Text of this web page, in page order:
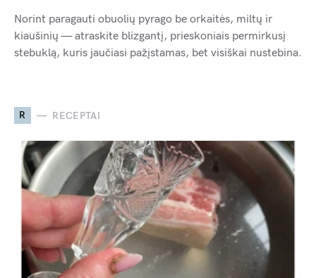
Norint paragauti obuolių pyrago be orkaitės, miltų ir
kiaušinių — atraskite blizgantį, prieskoniais permirkusį
stebuklą, kuris jaučiasi pažįstamas, bet visiškai nustebina.
R RECEPTAI